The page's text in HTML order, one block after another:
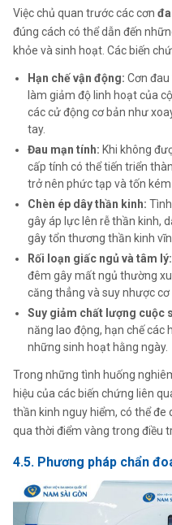
Việc chủ quan trước các cơn
đúng cách có thể dẫn đến
khỏe và sinh hoạt. Các biến
Hạn chế vận động: Cơn
làm giảm độ linh hoạt của
các cử động cơ bản như
tay.
Đau mạn tính: Khi không
cấp tính có thể tiến triển
trở nên phức tạp và tốn kém
Chèn ép dây thần kinh:
gây áp lực lên rễ thần kinh,
gây tổn thương thần kinh
Rối loạn giấc ngủ và tâm lý:
đêm gây mất ngủ thường
căng thẳng và suy nhược cơ
Suy giảm chất lượng cuộc
năng lao động, hạn chế các
những sinh hoạt hằng ngày.
Trong những tình huống
hiệu của các biến chứng liên
thần kinh nguy hiểm, có thể
qua thời điểm vàng trong điều
4.5. Phương pháp chẩn